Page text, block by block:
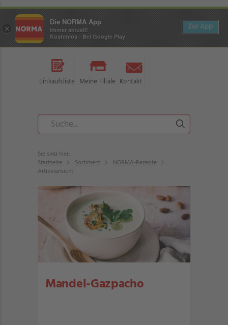
Einkaufsliste Meine Filiale Kontakt
Sie sind hier:
Startseite
Sortiment
NORMA-Rezepte
Artikelansicht
Mandel-Gazpacho
×
Die NORMA App
Immer aktuell!
Kostenlos - Bei Google Play
Zur App